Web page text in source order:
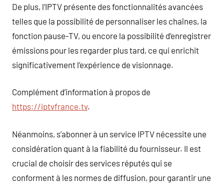
De plus, l’IPTV présente des fonctionnalités avancées
telles que la possibilité de personnaliser les chaînes, la
fonction pause-TV, ou encore la possibilité d’enregistrer
émissions pour les regarder plus tard, ce qui enrichit
significativement l’expérience de visionnage.
Complément d’information à propos de
https://iptvfrance.tv.
Néanmoins, s’abonner à un service IPTV nécessite une
considération quant à la fiabilité du fournisseur. Il est
crucial de choisir des services réputés qui se
conforment à les normes de diffusion, pour garantir une